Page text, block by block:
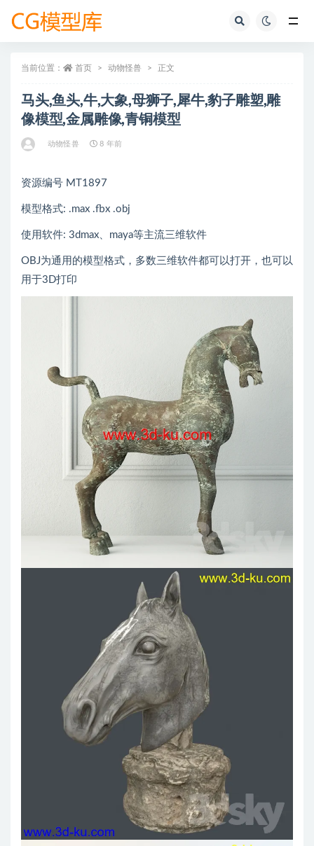
当前位置： 首页 动物怪兽 正文
马头,鱼头,牛,大象,母狮子,犀牛,豹子雕塑,雕
像模型,金属雕像,青铜模型
动物怪兽 8 年前
资源编号 MT1897
模型格式: .max .fbx .obj
使用软件: 3dmax、maya等主流三维软件
OBJ为通用的模型格式，多数三维软件都可以打开，也可以
用于3D打印